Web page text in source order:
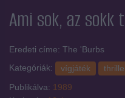
Ami sok, az sokk
Eredeti címe: The 'Burbs
Kategóriák:
vígjáték
Publikálva: 1989